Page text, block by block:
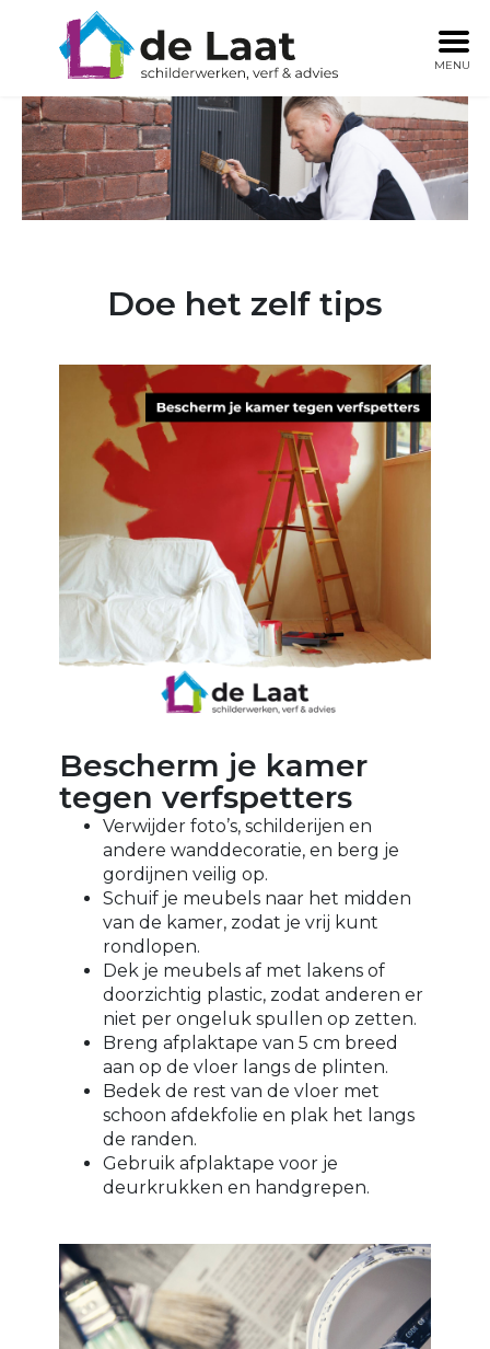
Doe het zelf tips
Bescherm je kamer
tegen verfspetters
Verwijder foto’s, schilderijen en
andere wanddecoratie, en berg je
gordijnen veilig op.
Schuif je meubels naar het midden
van de kamer, zodat je vrij kunt
rondlopen.
Dek je meubels af met lakens of
doorzichtig plastic, zodat anderen er
niet per ongeluk spullen op zetten.
Breng afplaktape van 5 cm breed
aan op de vloer langs de plinten.
Bedek de rest van de vloer met
schoon afdekfolie en plak het langs
de randen.
Gebruik afplaktape voor je
deurkrukken en handgrepen.
MENU